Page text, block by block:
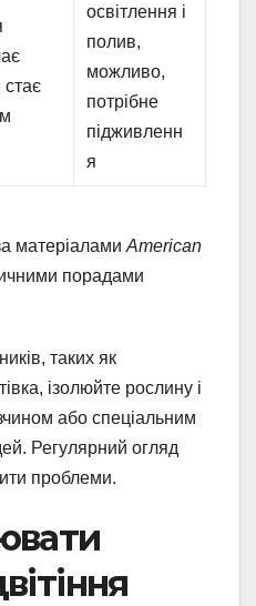
стає
освітлення і
полив,
можливо,
потрібне
підживленн
я
матеріалами American
порадами
таких як
ізолюйте рослину і
або спеціальним
Регулярний огляд
проблеми.